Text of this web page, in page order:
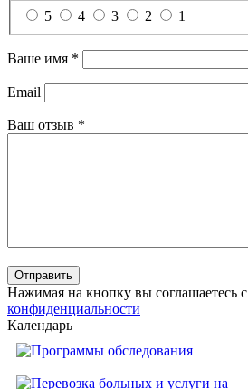
5
4 3 2 1
Ваше имя *
Email
Ваш отзыв *
Нажимая на кнопку вы соглашаетесь с
конфиденциальности
Календарь